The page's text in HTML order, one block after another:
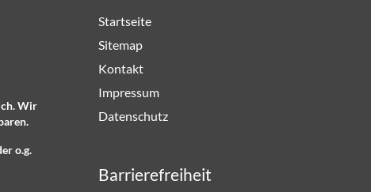
Wir
o.g.
Startseite
Sitemap
Kontakt
Impressum
Datenschutz
Barrierefreiheit